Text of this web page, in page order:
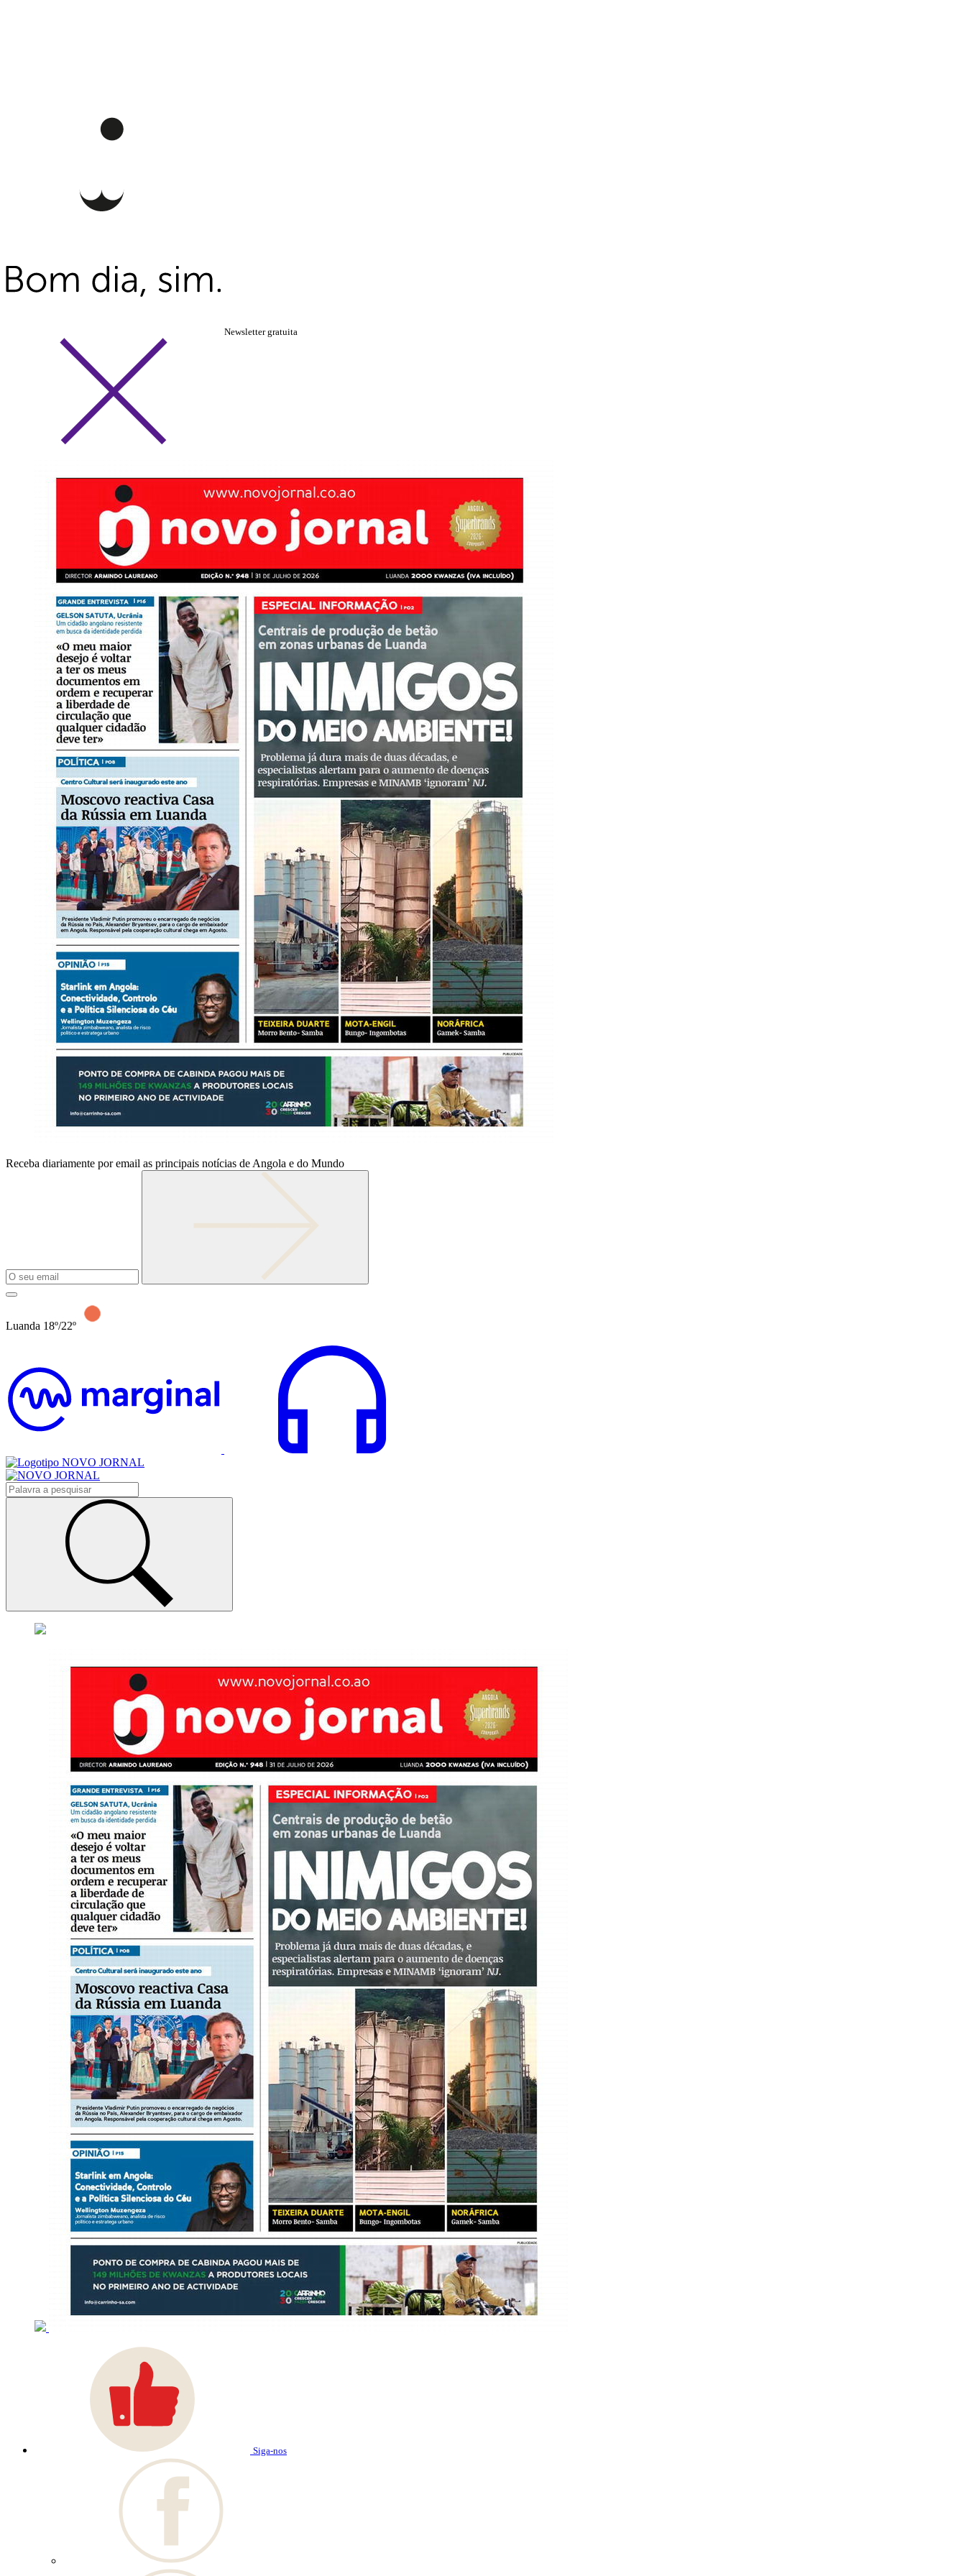
Newsletter gratuita
Receba diariamente por email as principais notícias de Angola e do Mundo
Luanda 18º/22º
Siga-nos